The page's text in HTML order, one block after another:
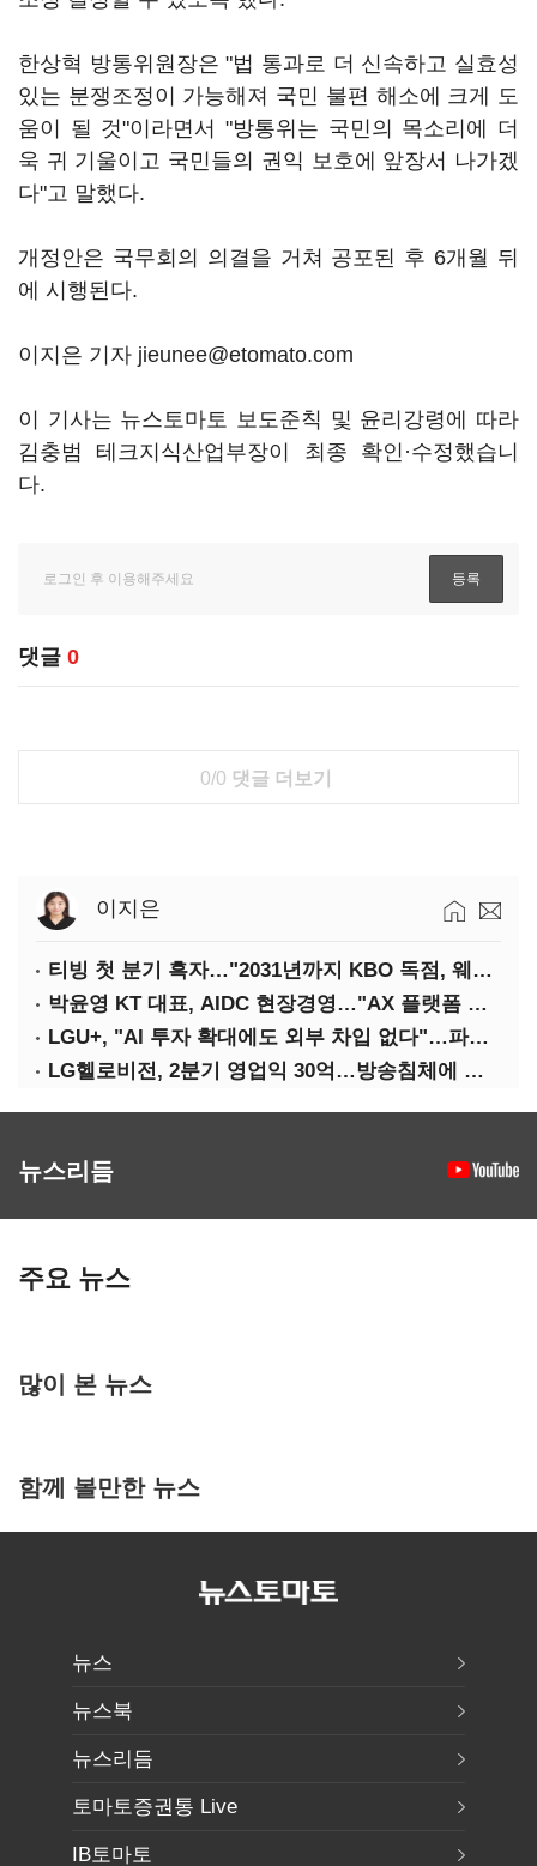
한상혁 방통위원장은 "법 통과로 더 신속하고 실효성
있는 분쟁조정이 가능해져 국민 불편 해소에 크게 도
움이 될 것"이라면서 "방통위는 국민의 목소리에 더
욱 귀 기울이고 국민들의 권익 보호에 앞장서 나가겠
다"고 말했다.
개정안은 국무회의 의결을 거쳐 공포된 후 6개월 뒤
에 시행된다.
이지은 기자 jieunee@etomato.com
이 기사는 뉴스토마토 보도준칙 및 윤리강령에 따라
김충범 테크지식산업부장이 최종 확인·수정했습니
다.
댓글 0
0/0 댓글 더보기
이지은
티빙 첫 분기 흑자…"2031년까지 KBO 독점, 웨이브 합병도 속도"
박윤영 KT 대표, AIDC 현장경영…"AX 플랫폼 핵심 인프라로 키운다"
LGU+, "AI 투자 확대에도 외부 차입 없다"…파주 AIDC 수익성 자신
LG헬로비전, 2분기 영업익 30억…방송침체에 교육용 단말 시장도 축소
뉴스리듬
주요 뉴스
많이 본 뉴스
함께 볼만한 뉴스
뉴스
뉴스북
뉴스리듬
토마토증권통 Live
IB토마토